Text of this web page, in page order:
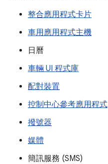
整合應用程式卡片
車用應用程式主機
日曆
車輛 UI 程式庫
配對裝置
控制中心參考應用程式
撥號器
媒體
簡訊服務 (SMS)